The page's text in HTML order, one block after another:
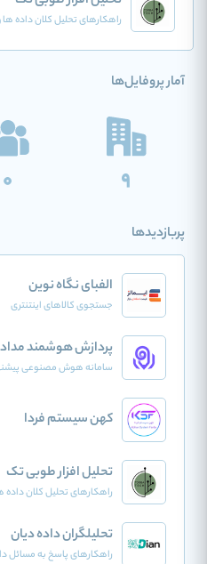
راهکارهای تحلیل کلان داده
آمار پروفایل‌ها
9
0
پربازدیدها
الفبای نگاه نوین
جستجوی کالاهای اینتنتری
پردازش هوشمند مداد
سامانه هوش مصنوعی
کهن سیستم فردا
تحلیل افزار طوبی تک
راهکارهای تحلیل کلان داده
تحلیلگران داده دیان
راهکارهای پاسخ به مسائل